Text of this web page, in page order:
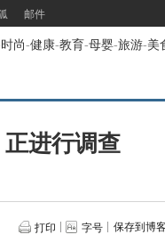
邮件
时尚-健康-教育-母婴-旅游-美
进行调查
打印 字号 保存到博